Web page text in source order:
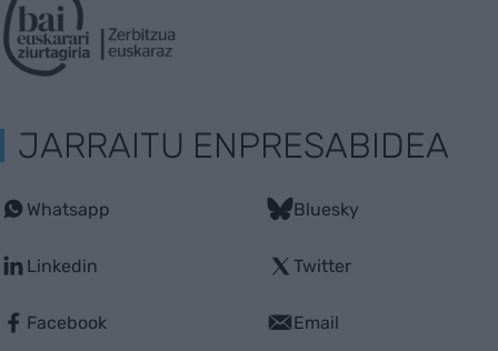
JARRAITU ENPRESABIDEA
Whatsapp
Linkedin
Facebook
Bluesky
Twitter
Email